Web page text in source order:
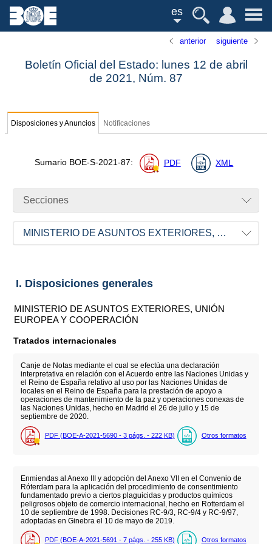
es
anterior siguiente
Boletín Oficial del Estado: lunes 12 de abril
de 2021, Núm. 87
Disposiciones y Anuncios Notificaciones
Sumario BOE-S-2021-87: PDF XML
Secciones
MINISTERIO DE ASUNTOS EXTERIORES, UNIÓN EUROPEA Y COOPERACIÓN
I. Disposiciones generales
MINISTERIO DE ASUNTOS EXTERIORES, UNIÓN
EUROPEA Y COOPERACIÓN
Tratados internacionales
Canje de Notas mediante el cual se efectúa una declaración
interpretativa en relación con el Acuerdo entre las Naciones Unidas y
el Reino de España relativo al uso por las Naciones Unidas de
locales en el Reino de España para la prestación de apoyo a
operaciones de mantenimiento de la paz y operaciones conexas de
las Naciones Unidas, hecho en Madrid el 26 de julio y 15 de
septiembre de 2020.
PDF (BOE-A-2021-5690 - 3 págs. - 222 KB) Otros formatos
Enmiendas al Anexo III y adopción del Anexo VII en el Convenio de
Róterdam para la aplicación del procedimiento de consentimiento
fundamentado previo a ciertos plaguicidas y productos químicos
peligrosos objeto de comercio internacional, hecho en Rotterdam el
10 de septiembre de 1998. Decisiones RC-9/3, RC-9/4 y RC-9/97,
adoptadas en Ginebra el 10 de mayo de 2019.
PDF (BOE-A-2021-5691 - 7 págs. - 255 KB) Otros formatos